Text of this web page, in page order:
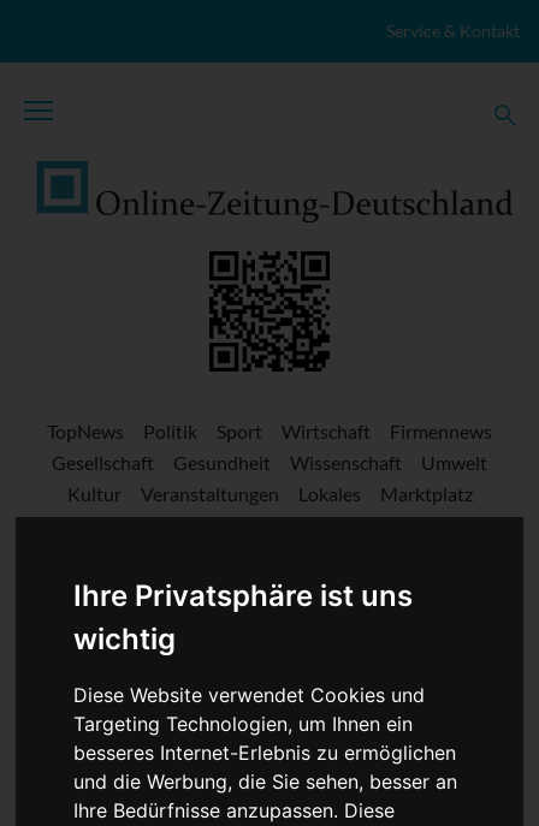
Ihre Privatsphäre ist uns
wichtig
Diese Website verwendet Cookies und
Targeting Technologien, um Ihnen ein
besseres Internet-Erlebnis zu ermöglichen
und die Werbung, die Sie sehen, besser an
Ihre Bedürfnisse anzupassen. Diese
Service & Kontakt
TopNews Politik Sport Wirtschaft
Firmennews
Gesellschaft
Gesundheit Wissenschaft
Umwelt
Kultur
Veranstaltungen Lokales
Marktplatz
Stellenangebote